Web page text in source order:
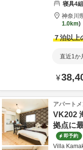
寝具4組
神奈川
1.0km
７泊以上
直近1か
¥
アパート
VK202
拠点に
即予約
Villa